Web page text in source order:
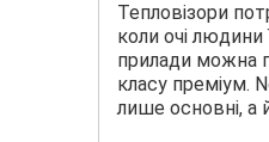
Тепловізори
коли очі
прилади можна
класу преміум.
лише основні, а